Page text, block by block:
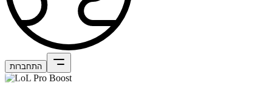
התחברות